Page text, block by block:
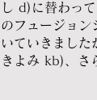
し d)に替わっ
のフュージョン
いていきまし
きよみ kb)、さ